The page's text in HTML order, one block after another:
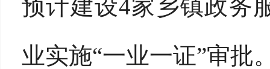
预计建设4家乡镇政务
业实施“一业一证”审批